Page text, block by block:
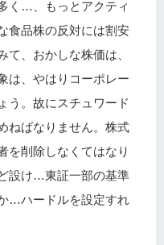
く…、もっとアクティ
食品株の反対には割安
、おかしな株価は、
は、やはりコーポレー
う。故にスチュワード
ねばなりません。株式
を削除しなくてはなり
設け…東証一部の基準
…ハードルを設定すれ